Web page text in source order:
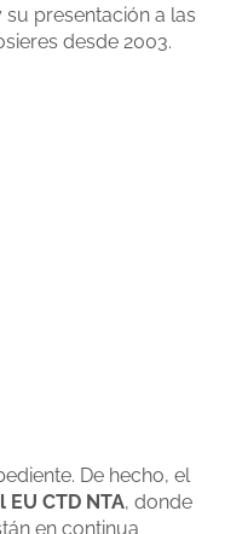
presentación a las
desde 2003.
De hecho, el
CTD NTA, donde
en continua